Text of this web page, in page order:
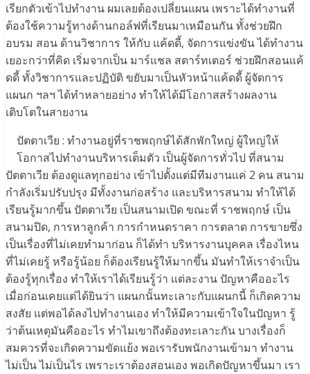
เรียกตัวเข้าไปทำงาน ผมเลยต้องเปลี่ยนแผน เพราะได้ทำงานที่
ต้องใช้ความรู้ทางด้านกอล์ฟที่เรียนมาเหมือนกัน ทั้งช่วยฝึก
อบรม สอน ด้านวิชาการ ให้กับ แค้ดดี้, จัดการแข่งขัน ได้ทำงาน
เยอะกว่าที่คิด เริ่มจากเป็น มาร์แชล สตาร์ทเตอร์ ช่วยฝึกสอนแค้
ดดี้ ทั้งวิชาการและปฏิบัติ ขยับมาเป็นหัวหน้าแค้ดดี้ ผู้จัดการ
แผนก ฯลฯ ได้ทำหลายอย่าง ทำให้ได้มีโอกาสสร้างผลงาน
เติบโตในสายงาน
ปัตตาเวีย : ทำงานอยู่ที่ราชพฤกษ์ได้สักพักใหญ่ ผู้ใหญ่ให้
โอกาสไปทำงานบริหารเต็มตัว เป็นผู้จัดการทั่วไป ที่สนาม
ปัตตาเวีย ต้องดูแลทุกอย่าง เข้าไปตั้งแต่มีทีมงานแค่ 2 คน สนาม
กำลังเริ่มปรับปรุง มีทั้งงานก่อสร้าง และบริหารสนาม ทำให้ได้
เรียนรู้มากขึ้น ปัตตาเวีย เป็นสนามเปิด ขณะที่ ราชพฤกษ์ เป็น
สนามปิด, การหาลูกค้า การกำหนดราคา การตลาด การขายซึ่ง
เป็นเรื่องที่ไม่เคยทำมาก่อน ก็ได้ทำ บริหารงานบุคคล เรื่องไหน
ที่ไม่เคยรู้ หรือรู้น้อย ก็ต้องเรียนรู้ให้มากขึ้น มันทำให้เราจำเป็น
ต้องรู้ทุกเรื่อง ทำให้เราได้เรียนรู้ว่า แต่ละงาน ปัญหาคืออะไร
เมื่อก่อนเคยแต่ได้ยินว่า แผนกนั้นทะเลาะกับแผนกนี้ ก็เกิดความ
สงสัย แต่พอได้ลงไปทำงานเอง ทำให้มีความเข้าใจในปัญหา รู้
ว่าต้นเหตุมันคืออะไร ทำไมเขาถึงต้องทะเลาะกัน บางเรื่องก็
สมควรที่จะเกิดความขัดแย้ง พอเรารับพนักงานเข้ามา ทำงาน
ไม่เป็น ไม่เป็นไร เพราะเราต้องสอนเอง พอเกิดปัญหาขึ้นมา เรา